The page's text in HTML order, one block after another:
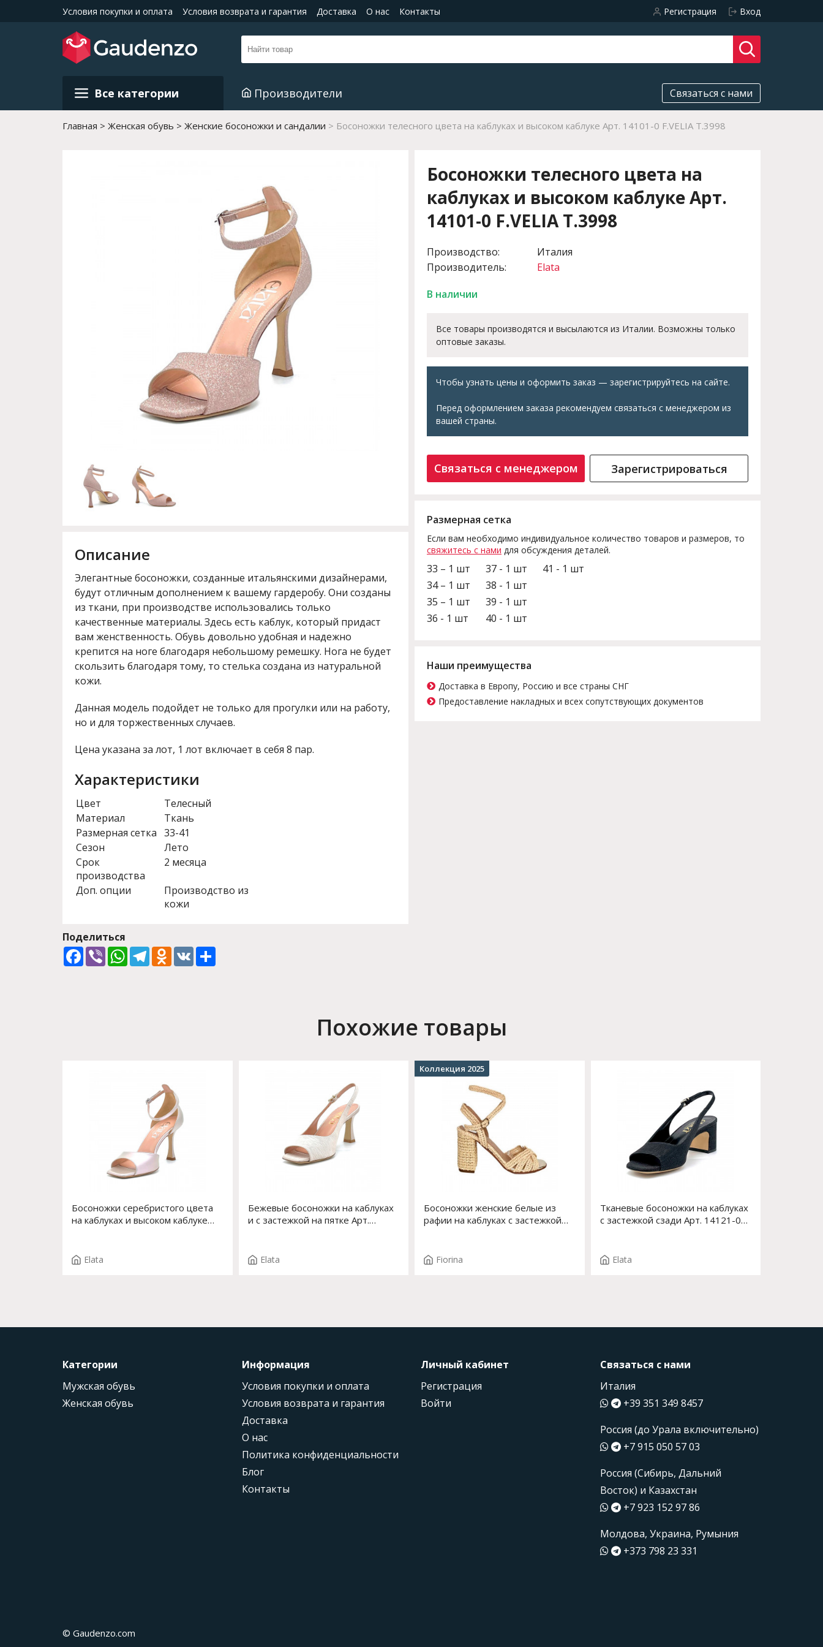
Условия покупки и оплата Условия возврата и гарантия Доставка О нас Контакты Регистрация Вход
Все категории Производители Связаться с нами
Главная Женская обувь Женские босоножки и сандалии Босоножки телесного цвета на каблуках и высоком каблуке Арт. 14101-0 F.VELIA T.3998
Описание
Элегантные босоножки, созданные итальянскими дизайнерами,
будут отличным дополнением к вашему гардеробу. Они созданы
из ткани, при производстве использовались только
качественные материалы. Здесь есть каблук, который придаст
вам женственность. Обувь довольно удобная и надежно
крепится на ноге благодаря небольшому ремешку. Нога не будет
скользить благодаря тому, то стелька создана из натуральной
кожи.
Данная модель подойдет не только для прогулки или на работу,
но и для торжественных случаев.
Цена указана за лот, 1 лот включает в себя 8 пар.
Характеристики
Цвет
Телесный
Материал
Ткань
Размерная сетка 33-41
Сезон
Лето
Срок
производства
2 месяца
Доп. опции
Производство из
кожи
Поделиться
Facebook
ViberWhatsApp
TelegramOdnoklassniki
VK
Босоножки телесного цвета на
каблуках и высоком каблуке Арт.
14101-0 F.VELIA T.3998
Производство:
Производитель:
Италия
Elata
В наличии
Все товары производятся и высылаются из Италии. Возможны только
оптовые заказы.
Чтобы узнать цены и оформить заказ — зарегистрируйтесь на сайте.
Перед оформлением заказа рекомендуем связаться с менеджером из
вашей страны.
Связаться с менеджером Зарегистрироваться
Размерная сетка
Если вам необходимо индивидуальное количество товаров и размеров, то
свяжитесь с нами для обсуждения деталей.
33 – 1 шт
34 – 1 шт
35 – 1 шт
36 - 1 шт
37 - 1 шт
38 - 1 шт
39 - 1 шт
40 - 1 шт
41 - 1 шт
Наши преимущества
Доставка в Европу, Россию и все страны СНГ
Предоставление накладных и всех сопутствующих документов
Похожие товары
Босоножки серебристого цвета
на каблуках и высоком каблуке
Elata
Бежевые босоножки на каблуках
и с застежкой на пятке Арт.
Elata
Босоножки женские белые из
рафии на каблуках с застежкой
Fiorina
Коллекция 2025
Тканевые босоножки на каблуках
с застежкой сзади Арт. 14121-0
Elata
Категории
Мужская обувь
Женская обувь
Информация
Условия покупки и оплата
Условия возврата и гарантия
Доставка
О нас
Политика конфиденциальности
Блог
Контакты
Личный кабинет
Регистрация
Войти
Связаться с нами
Италия
+39 351 349 8457
Россия (до Урала включительно)
+7 915 050 57 03
Россия (Сибирь, Дальний
Восток) и Казахстан
+7 923 152 97 86
Молдова, Украина, Румыния
+373 798 23 331
© Gaudenzo.com